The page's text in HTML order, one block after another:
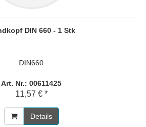
DIN 660 - 1 Stk
DIN660
Art. Nr.: 00611425
11,57 € *
Details